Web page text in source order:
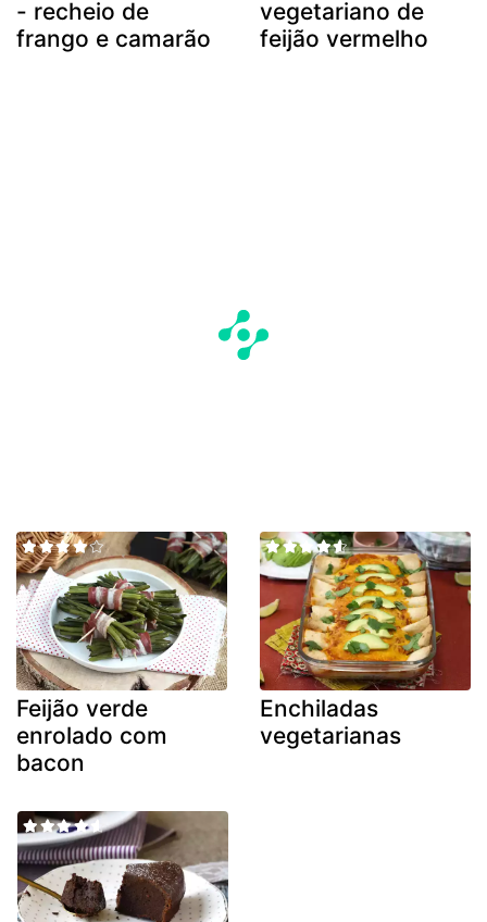
- recheio de
frango e camarão
vegetariano de
feijão vermelho
Feijão verde
enrolado com
bacon
Enchiladas
vegetarianas